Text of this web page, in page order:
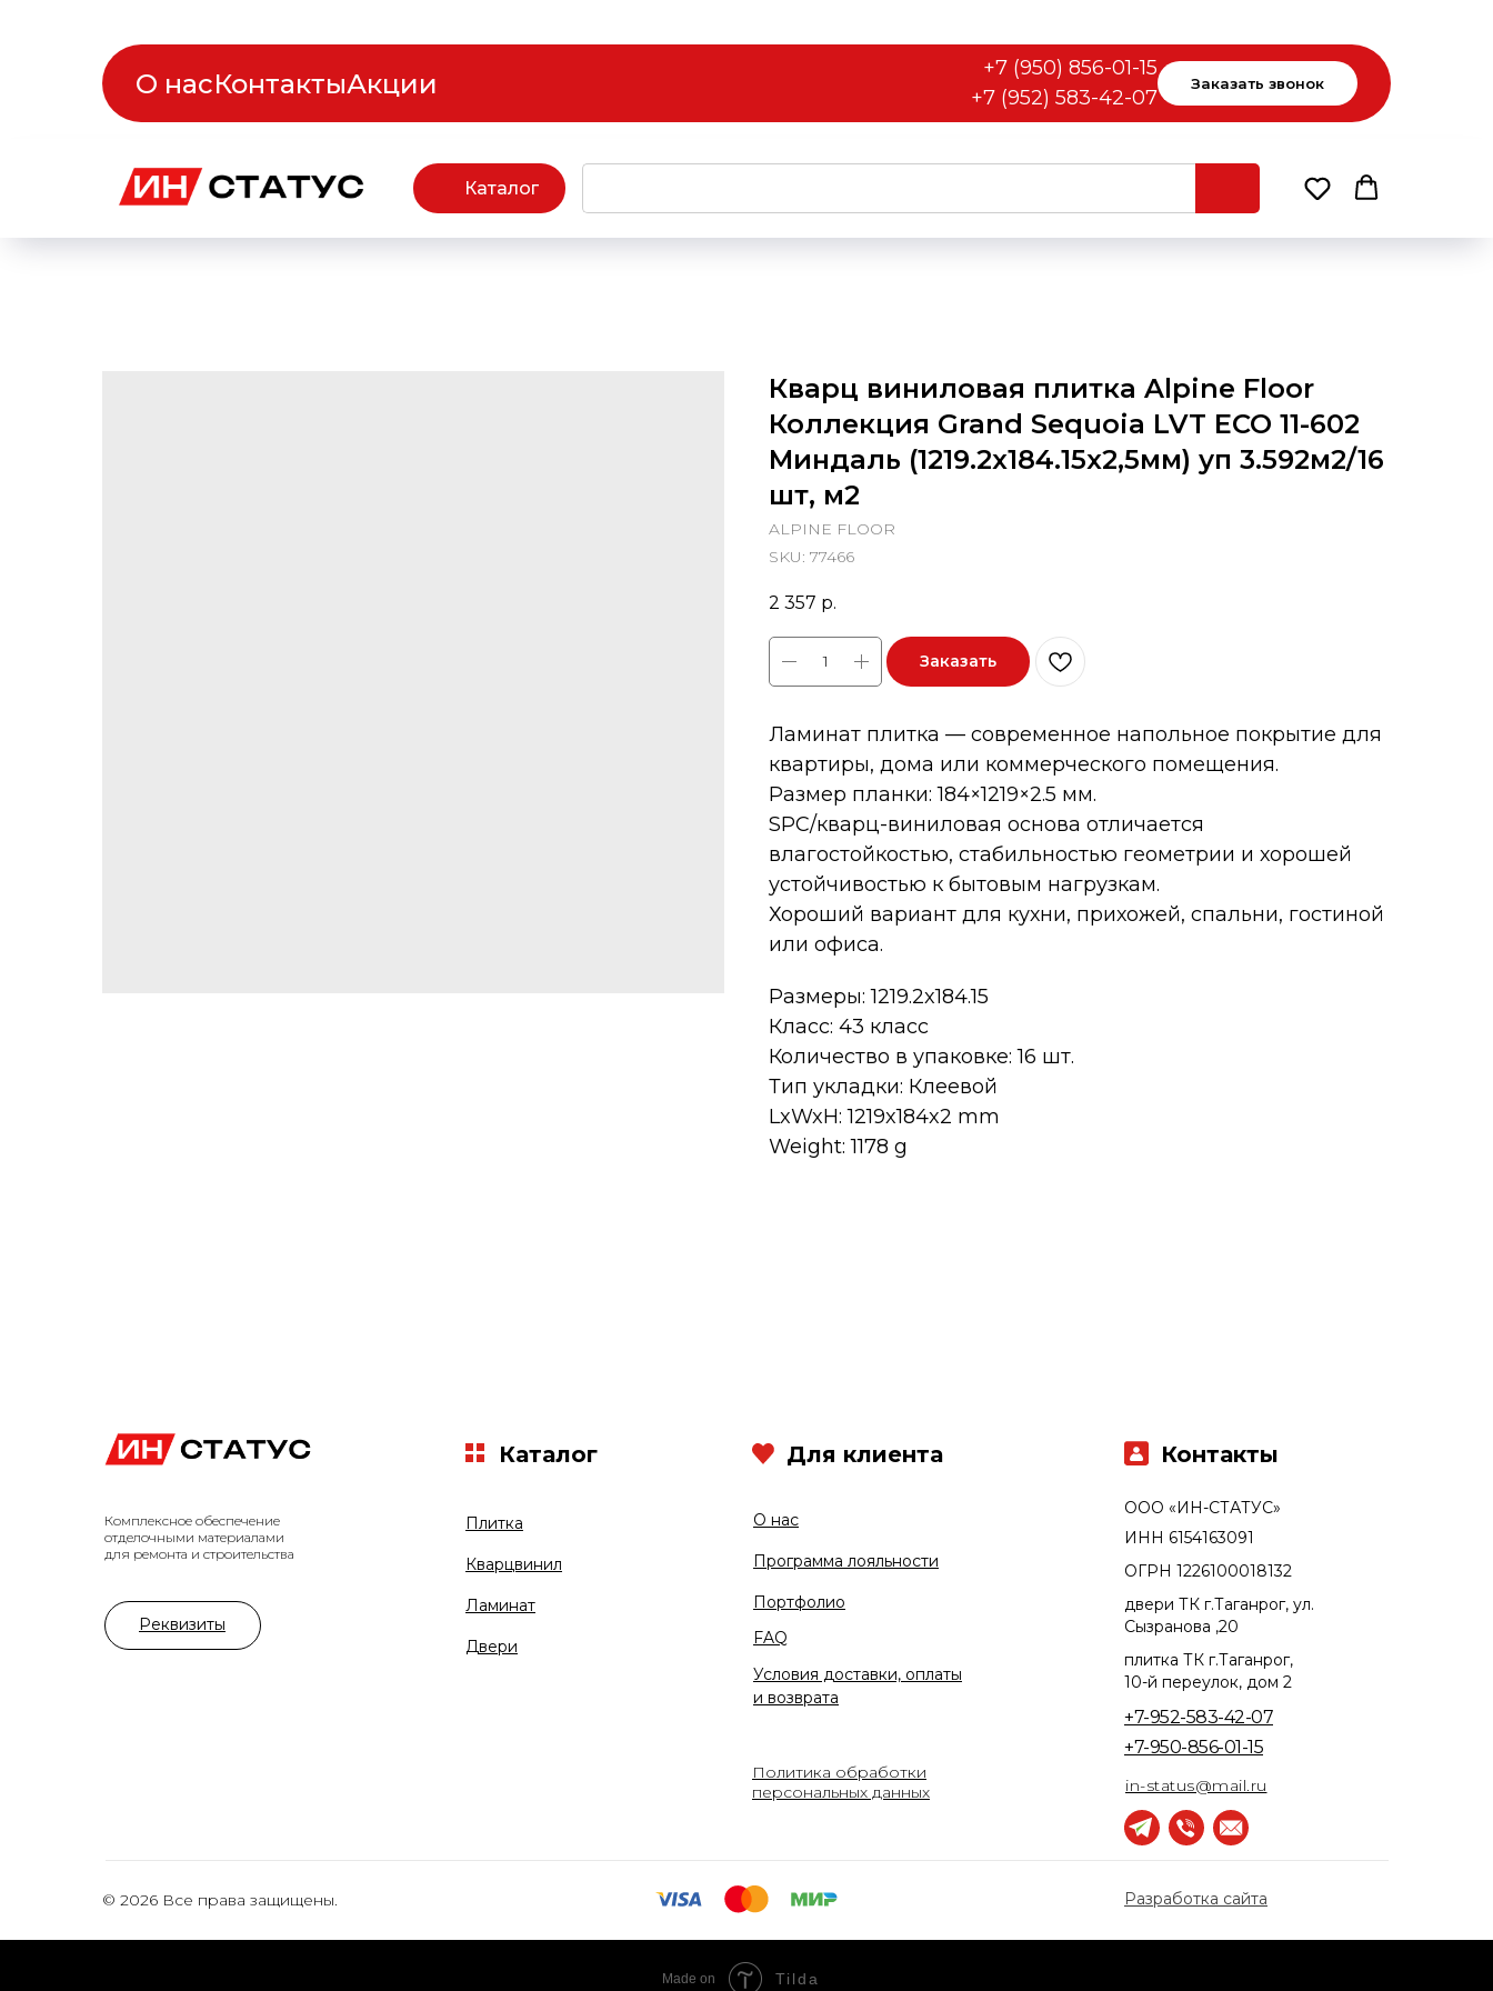
О насКонтактыАкции
+7 (950) 856-01-15
+7 (952) 583-42-07
Заказать звонок
Каталог
Кварц виниловая плитка Alpine Floor
Коллекция Grand Sequoia LVT ECO 11-602
Миндаль (1219.2x184.15x2,5мм) уп 3.592м2/16
шт, м2
ALPINE FLOOR
SKU: 77466
2 357 р.
Заказать
Ламинат плитка — современное напольное покрытие для
квартиры, дома или коммерческого помещения.
Размер планки: 184×1219×2.5 мм.
SPC/кварц-виниловая основа отличается
влагостойкостью, стабильностью геометрии и хорошей
устойчивостью к бытовым нагрузкам.
Хороший вариант для кухни, прихожей, спальни, гостиной
или офиса.
Размеры: 1219.2x184.15
Класс: 43 класс
Количество в упаковке: 16 шт.
Тип укладки: Клеевой
LxWxH: 1219x184x2 mm
Weight: 1178 g
© 2026 Все права защищены.
Политика обработки
персональных данных
Комплексное обеспечение
отделочными материалами
для ремонта и строительства
Плитка
Кварцвинил
+7-950-856-01-15
+7-952-583-42-07
О нас
Ламинат
Программа лояльности
Двери
Портфолио
ООО «ИН-СТАТУС»
плитка ТК г.Таганрог,
10-й переулок, дом 2
двери ТК г.Таганрог, ул.
Сызранова ,20
ОГРН 1226100018132
ИНН 6154163091
Разработка сайта
Условия доставки, оплаты
и возврата
FAQ
Каталог
in-status@mail.ru
Контакты
Для клиента
Реквизиты
Made on Tilda